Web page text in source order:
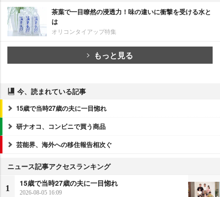
茶葉で一目瞭然の浸透力！味の違いに衝撃を受ける水と
は
オリコンタイアップ特集
もっと見る
今、読まれている記事
15歳で当時27歳の夫に一目惚れ
研ナオコ、コンビニで買う商品
芸能界、海外への移住報告相次ぐ
ニュース記事アクセスランキング
1
15歳で当時27歳の夫に一目惚れ
2026-08-05 16:09